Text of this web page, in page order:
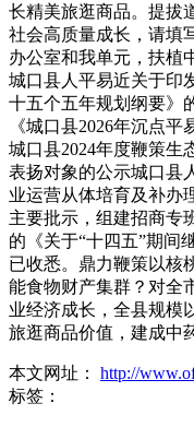
长精美旅逛商品。提拔
社会高质量成长，请填
办公室和我单元，扶植
城口县人平易近关于印
十五个五年规划纲要》
《城口县2026年沉点
城口县2024年度鞭策生
表扬对象的公示城口县
业运营从体培育及补办
主要批示，组建招商专
的《关于“十四五”期间
已收悉。鼎力鞭策以核
能食物财产集群？对全
业经济成长，全县规模
旅逛商品价值，建成中
本文网址： http://
标签：